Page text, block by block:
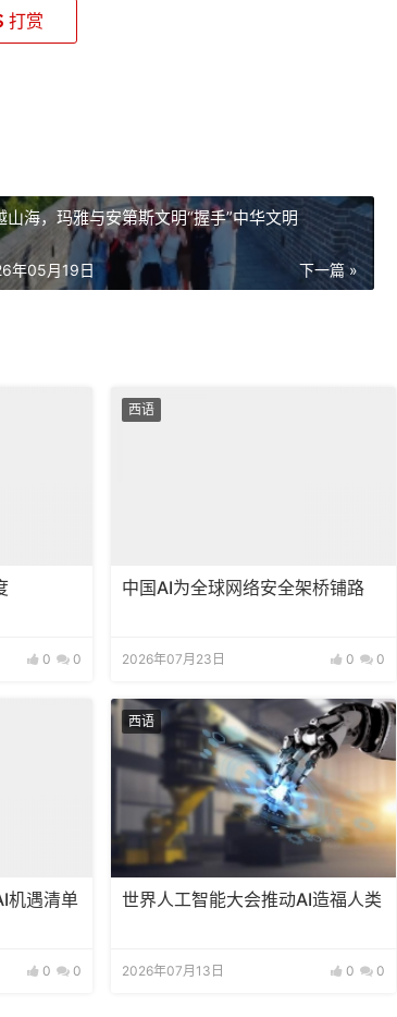
打赏
山海，玛雅与安第斯文明“握手”中华文明
下一篇 »
年05月19日
0 0
西语
中国AI为全球网络安全架桥铺路
2026年07月23日 0 0
机遇清单
0 0
西语
世界人工智能大会推动AI造福人类
2026年07月13日 0 0